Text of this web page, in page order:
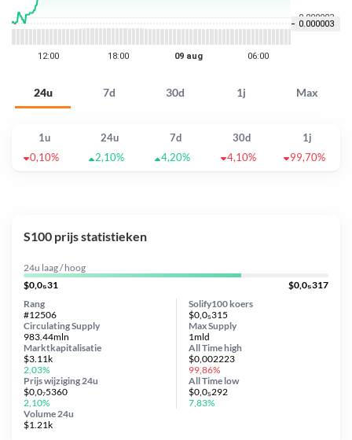
24u 7d 30d 1j Max
1u 24u 7d 30d
1j
0,10%
2,10% 4,20% 4,10% 99,70%
S100 prijs statistieken
24u laag / hoog
$0,0₅31
$0,0₅317
Solify100 koers
$0,0₅315
Circulating Supply
983.44mln
Prijs wijziging 24u
$0,0₇5360
2,10%
Max Supply
1mld
Marktkapitalisatie
$3.11k
2,03%
Volume 24u
$1.21k
Rang
#12506
All Timehigh
$0,002223
99,86%
All Time low
$0,0₅292
7,83%